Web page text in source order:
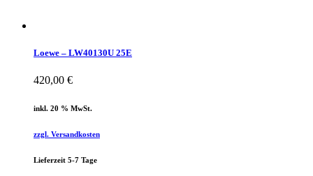
Loewe – LW40130U 25E
420,00 €
inkl. 20 % MwSt.
zzgl. Versandkosten
Lieferzeit 5-7 Tage